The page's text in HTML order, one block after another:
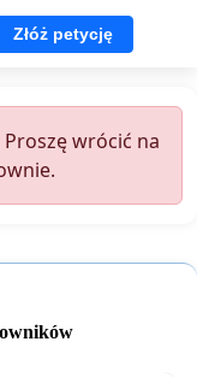
Złóż petycję
wrócić na